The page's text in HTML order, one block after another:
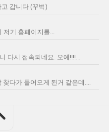
갑니다 (꾸벅)
저기 홈페이지를...
다시 접속되네요. 오예!!!!...
다가 들어오게 된거 같은데....